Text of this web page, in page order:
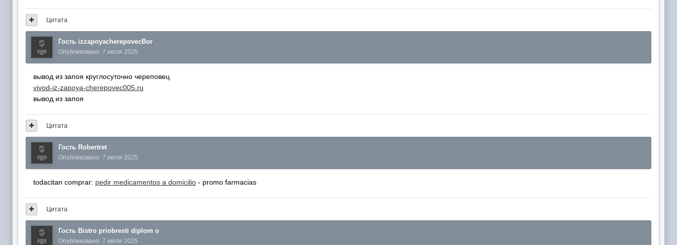
Цитата
Гость izzapoyacherepovecBor
Опубликовано: 7 июля 2025
вывод из запоя круглосуточно череповец
vivod-iz-zapoya-cherepovec005.ru
вывод из запоя
Цитата
Гость Robertret
Опубликовано: 7 июля 2025
todacitan comprar: pedir medicamentos a domicilio - promo farmacias
Цитата
Гость Bistro priobresti diplom o
Опубликовано: 7 июля 2025